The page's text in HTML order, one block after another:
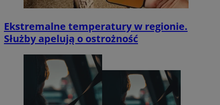
Ekstremalne temperatury w regionie.
Służby apelują o ostrożność